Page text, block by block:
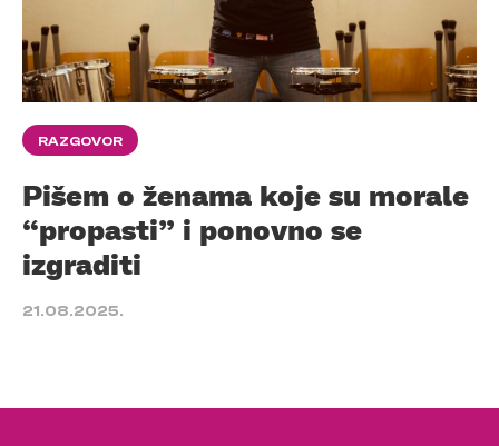
RAZGOVOR
Pišem o ženama koje su morale
“propasti” i ponovno se
izgraditi
21.08.2025.